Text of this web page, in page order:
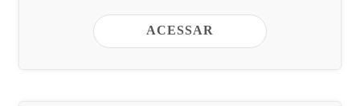
ACESSAR